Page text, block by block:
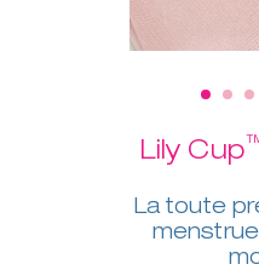
Lily Cup
La toute